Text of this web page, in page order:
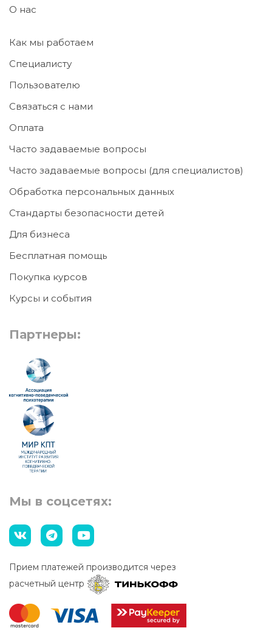
О нас
Как мы работаем
Специалисту
Пользователю
Связаться с нами
Оплата
Часто задаваемые вопросы
Часто задаваемые вопросы (для специалистов)
Обработка персональных данных
Стандарты безопасности детей
Для бизнеса
Бесплатная помощь
Покупка курсов
Курсы и события
Партнеры:
Мы в соцсетях:
Прием платежей производится через
расчетный центр